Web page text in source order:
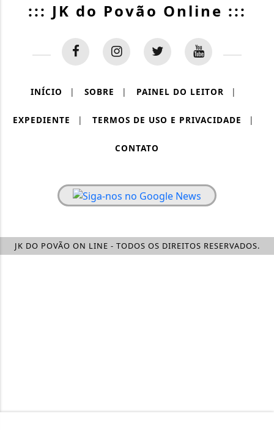
::: JK do Povão Online :::
INÍCIO | SOBRE | PAINEL DO LEITOR |
EXPEDIENTE | TERMOS DE USO E PRIVACIDADE |
CONTATO
JK DO POVÃO ON LINE - TODOS OS DIREITOS RESERVADOS.